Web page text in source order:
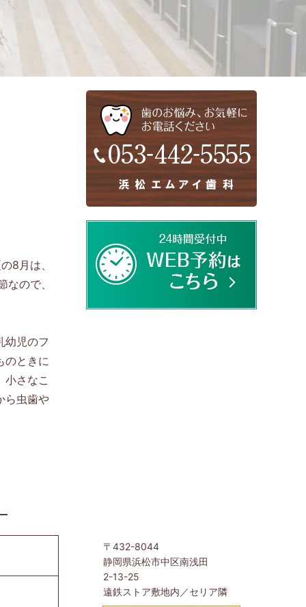
8月は、
ので、
幼児のフ
のときに
小さなこ
ら虫歯や
〒432-8044
静岡県浜松市中区南浅田
2-13-25
遠鉄ストア敷地内／セリア隣